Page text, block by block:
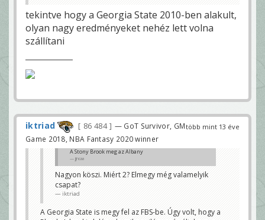
tekintve hogy a Georgia State 2010-ben alakult,
olyan nagy eredményeket nehéz lett volna
szállítani
több mint 13 éve
iktriad 86 484
— GoT Survivor, GM
Game 2018, NBA Fantasy 2020 winner
A Stony Brook meg az Albany
jjncaa
Nagyon köszi. Miért 2? Elmegy még valamelyik
csapat?
iktriad
A Georgia State is megy fel az FBS-be. Úgy volt, hogy a